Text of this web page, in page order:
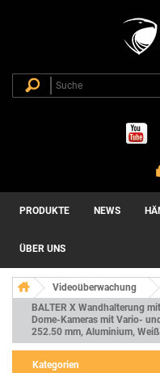
PRODUKTE NEWS
ÜBER UNS
Videoüberwachung
BALTER X Wandhalterung
Dome-Kameras mit Vario-
252.50 mm, Aluminium, Weiß
Kategorien